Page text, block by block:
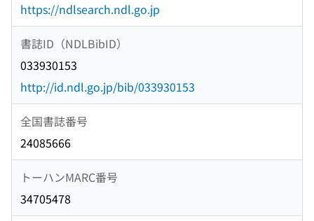
https://ndlsearch.ndl.go.jp
書誌ID（NDLBibID）
033930153
http://id.ndl.go.jp/bib/033930153
全国書誌番号
24085666
トーハンMARC番号
34705478